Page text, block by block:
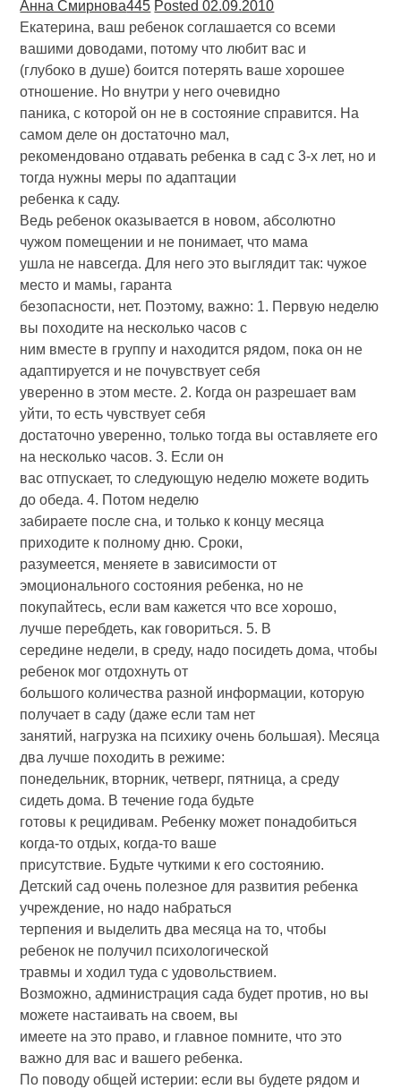
Анна Смирнова445 Posted 02.09.2010
Екатерина, ваш ребенок соглашается со всеми
вашими доводами, потому что любит вас и
(глубоко в душе) боится потерять ваше хорошее
отношение. Но внутри у него очевидно
паника, с которой он не в состояние справится. На
самом деле он достаточно мал,
рекомендовано отдавать ребенка в сад с 3-х лет, но и
тогда нужны меры по адаптации
ребенка к саду.
Ведь ребенок оказывается в новом, абсолютно
чужом помещении и не понимает, что мама
ушла не навсегда. Для него это выглядит так: чужое
место и мамы, гаранта
безопасности, нет. Поэтому, важно: 1. Первую неделю
вы походите на несколько часов с
ним вместе в группу и находится рядом, пока он не
адаптируется и не почувствует себя
уверенно в этом месте. 2. Когда он разрешает вам
уйти, то есть чувствует себя
достаточно уверенно, только тогда вы оставляете его
на несколько часов. 3. Если он
вас отпускает, то следующую неделю можете водить
до обеда. 4. Потом неделю
забираете после сна, и только к концу месяца
приходите к полному дню. Сроки,
разумеется, меняете в зависимости от
эмоционального состояния ребенка, но не
покупайтесь, если вам кажется что все хорошо,
лучше перебдеть, как говориться. 5. В
середине недели, в среду, надо посидеть дома, чтобы
ребенок мог отдохнуть от
большого количества разной информации, которую
получает в саду (даже если там нет
занятий, нагрузка на психику очень большая). Месяца
два лучше походить в режиме:
понедельник, вторник, четверг, пятница, а среду
сидеть дома. В течение года будьте
готовы к рецидивам. Ребенку может понадобиться
когда-то отдых, когда-то ваше
присутствие. Будьте чуткими к его состоянию.
Детский сад очень полезное для развития ребенка
учреждение, но надо набраться
терпения и выделить два месяца на то, чтобы
ребенок не получил психологической
травмы и ходил туда с удовольствием.
Возможно, администрация сада будет против, но вы
можете настаивать на своем, вы
имеете на это право, и главное помните, что это
важно для вас и вашего ребенка.
По поводу общей истерии: если вы будете рядом и